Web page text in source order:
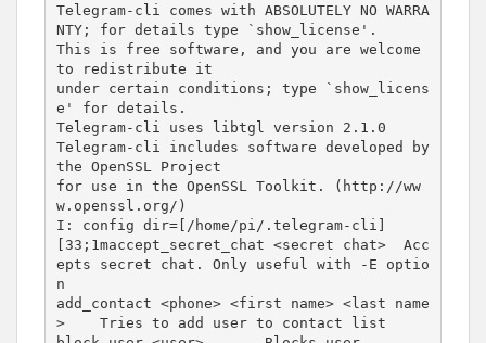
Telegram-cli comes with ABSOLUTELY NO WARRA
NTY; for details type `show_license'.
This is free software, and you are welcome
to redistribute it
under certain conditions; type `show_licens
e' for details.
Telegram-cli uses libtgl version 2.1.0
Telegram-cli includes software developed by
the OpenSSL Project
for use in the OpenSSL Toolkit. (http://ww
w.openssl.org/)
I: config dir=[/home/pi/.telegram-cli]
[33;1maccept_secret_chat <secret chat>  Acc
epts secret chat. Only useful with -E optio
n
add_contact <phone> <first name> <last name
>    Tries to add user to contact list